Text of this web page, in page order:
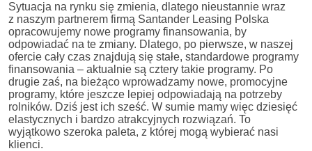
Sytuacja na rynku się zmienia, dlatego nieustannie wraz
z naszym partnerem firmą Santander Leasing Polska
opracowujemy nowe programy finansowania, by
odpowiadać na te zmiany. Dlatego, po pierwsze, w naszej
ofercie cały czas znajdują się stałe, standardowe programy
finansowania – aktualnie są cztery takie programy. Po
drugie zaś, na bieżąco wprowadzamy nowe, promocyjne
programy, które jeszcze lepiej odpowiadają na potrzeby
rolników. Dziś jest ich sześć. W sumie mamy więc dziesięć
elastycznych i bardzo atrakcyjnych rozwiązań. To
wyjątkowo szeroka paleta, z której mogą wybierać nasi
klienci.